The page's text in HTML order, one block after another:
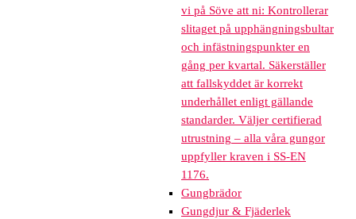
vi på Söve att ni: Kontrollerar
slitaget på upphängningsbultar
och infästningspunkter en
gång per kvartal. Säkerställer
att fallskyddet är korrekt
underhållet enligt gällande
standarder. Väljer certifierad
utrustning – alla våra gungor
uppfyller kraven i SS-EN
1176.
Gungbrädor
Gungdjur & Fjäderlek